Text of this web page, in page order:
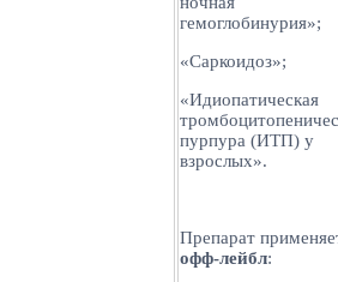
гемоглобинурия»;
«Саркоидоз»;
«Идиопатическая
пурпура (ИТП) у
взрослых».
Препарат
офф-лейбл: